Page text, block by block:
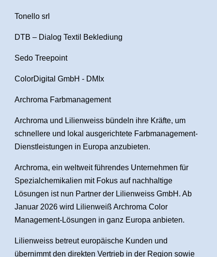
Tonello srl
DTB – Dialog Textil Beklediung
Sedo Treepoint
ColorDigital GmbH - DMIx
Archroma Farbmanagement
Archroma und Lilienweiss bündeln ihre Kräfte, um
schnellere und lokal ausgerichtete Farbmanagement-
Dienstleistungen in Europa anzubieten.
Archroma, ein weltweit führendes Unternehmen für
Spezialchemikalien mit Fokus auf nachhaltige
Lösungen ist nun Partner der Lilienweiss GmbH. Ab
Januar 2026 wird Lilienweiß Archroma Color
Management-Lösungen in ganz Europa anbieten.
Lilienweiss betreut europäische Kunden und
übernimmt den direkten Vertrieb in der Region sowie